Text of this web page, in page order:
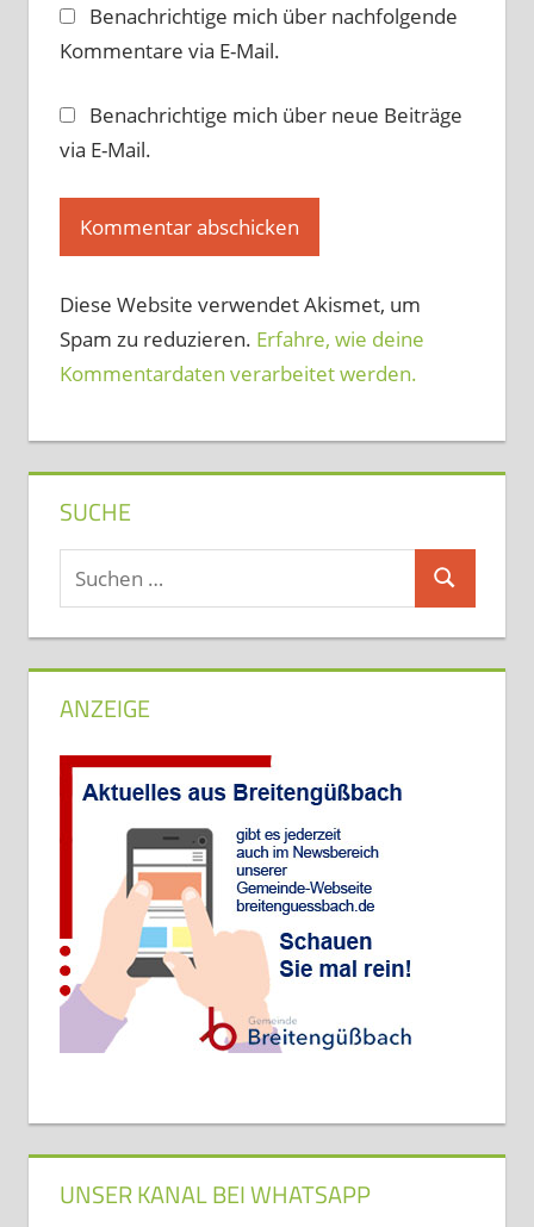
Benachrichtige mich über nachfolgende
Kommentare via E-Mail.
Benachrichtige mich über neue Beiträge
via E-Mail.
Diese Website verwendet Akismet, um
Spam zu reduzieren. Erfahre, wie deine
Kommentardaten verarbeitet werden.
SUCHE
Suchen
nach:
Suchen
ANZEIGE
UNSER KANAL BEI WHATSAPP